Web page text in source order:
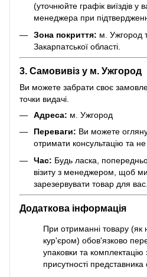
(уточнюйте графік виїздів у
менеджера при
Зона покриття: м. Ужгород
Закарпатської області.
3. Самовивіз у м. Ужгород
Ви можете забрати своє
точки видачі.
Адреса: м. Ужгород
Переваги: Ви можете
отримати консультацію та
Час: Будь ласка,
візиту з менеджером, щоб ми
зарезервувати товар для вас.
Додаткова інформація
При отриманні товару (як
кур'єром) обов'язково
упаковки та
присутності представника